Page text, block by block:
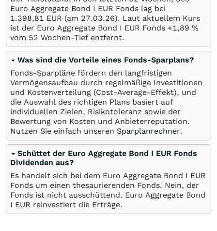
Euro Aggregate Bond I EUR Fonds lag bei
1.398,81 EUR (am 27.03.26). Laut aktuellem Kurs
ist der Euro Aggregate Bond I EUR Fonds +1,89 %
vom 52 Wochen-Tief entfernt.
Was sind die Vorteile eines Fonds-Sparplans?
Fonds-Sparpläne fördern den langfristigen
Vermögensaufbau durch regelmäßige Investitionen
und Kostenverteilung (Cost-Average-Effekt), und
die Auswahl des richtigen Plans basiert auf
individuellen Zielen, Risikotoleranz sowie der
Bewertung von Kosten und Anbieterreputation.
Nutzen Sie einfach unseren Sparplanrechner.
Schüttet der Euro Aggregate Bond I EUR Fonds
Dividenden aus?
Es handelt sich bei dem Euro Aggregate Bond I EUR
Fonds um einen thesaurierenden Fonds. Nein, der
Fonds ist nicht ausschüttend. Euro Aggregate Bond
I EUR reinvestiert die Erträge.